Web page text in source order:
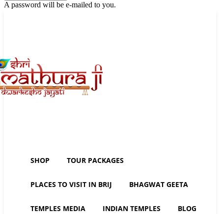
A password will be e-mailed to you.
SHOP TOUR PACKAGES
PLACES TO VISIT IN BRIJ BHAGWAT GEETA
TEMPLES MEDIA INDIAN TEMPLES BLOG